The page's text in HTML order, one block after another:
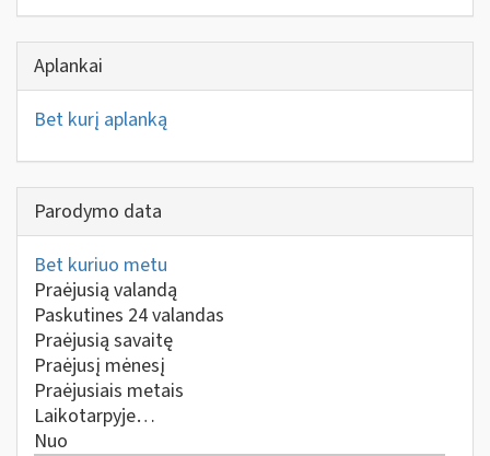
Aplankai
Bet kurį aplanką
Parodymo data
Bet kuriuo metu
Praėjusią valandą
Paskutines 24 valandas
Praėjusią savaitę
Praėjusį mėnesį
Praėjusiais metais
Laikotarpyje…
Nuo